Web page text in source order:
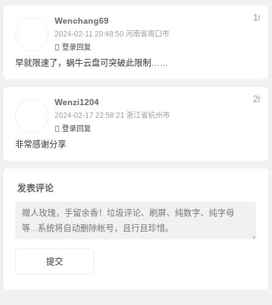
Wenchang69
2024-02-11 20:48:50 河南省周口市
1F
登录回复
早就限速了，蜗牛云盘可突破此限制……
Wenzi1204
2024-02-17 22:58:21 浙江省杭州市
2F
登录回复
非常感谢分享
发表评论